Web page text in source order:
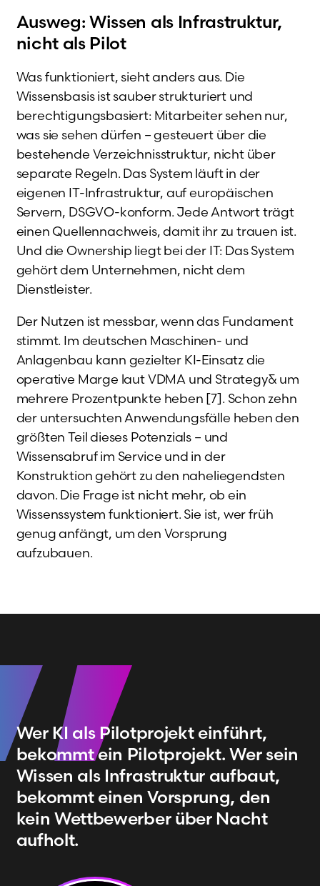
Ausweg: Wissen als Infrastruktur,
nicht als Pilot
Was funktioniert, sieht anders aus. Die
Wissensbasis ist sauber strukturiert und
berechtigungsbasiert: Mitarbeiter sehen nur,
was sie sehen dürfen – gesteuert über die
bestehende Verzeichnisstruktur, nicht über
separate Regeln. Das System läuft in der
eigenen IT-Infrastruktur, auf europäischen
Servern, DSGVO-konform. Jede Antwort trägt
einen Quellennachweis, damit ihr zu trauen ist.
Und die Ownership liegt bei der IT: Das System
gehört dem Unternehmen, nicht dem
Dienstleister.
Der Nutzen ist messbar, wenn das Fundament
stimmt. Im deutschen Maschinen- und
Anlagenbau kann gezielter KI-Einsatz die
operative Marge laut VDMA und Strategy& um
mehrere Prozentpunkte heben [7]. Schon zehn
der untersuchten Anwendungsfälle heben den
größten Teil dieses Potenzials – und
Wissensabruf im Service und in der
Konstruktion gehört zu den naheliegendsten
davon. Die Frage ist nicht mehr, ob ein
Wissenssystem funktioniert. Sie ist, wer früh
genug anfängt, um den Vorsprung
aufzubauen.
Wer KI als Pilotprojekt einführt,
bekommt ein Pilotprojekt. Wer sein
Wissen als Infrastruktur aufbaut,
bekommt einen Vorsprung, den
kein Wettbewerber über Nacht
aufholt.